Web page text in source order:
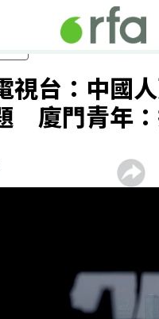
視台：中國
廈門青年